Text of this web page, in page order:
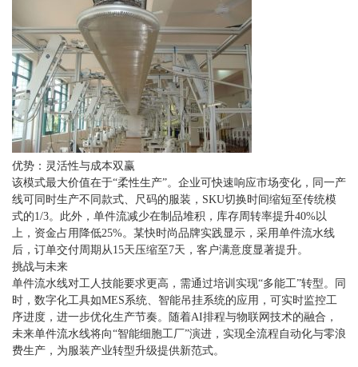
优势：灵活性与成本双赢
该模式最大价值在于“柔性生产”。企业可快速响应市场变化，同一产
线可同时生产不同款式、尺码的服装，SKU切换时间缩短至传统模
式的1/3。此外，单件流减少在制品堆积，库存周转率提升40%以
上，资金占用降低25%。某快时尚品牌实践显示，采用单件流水线
后，订单交付周期从15天压缩至7天，客户满意度显著提升。
挑战与未来
单件流水线对工人技能要求更高，需通过培训实现“多能工”转型。同
时，数字化工具如MES系统、智能吊挂系统的应用，可实时监控工
序进度，进一步优化生产节奏。随着AI排程与物联网技术的融合，
未来单件流水线将向“智能细胞工厂”演进，实现全流程自动化与零浪
费生产，为服装产业转型升级提供新范式。